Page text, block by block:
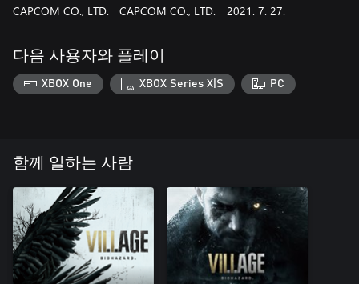
CAPCOM CO., LTD. CAPCOM CO., LTD. 2021. 7. 27.
다음 사용자와 플레이
XBOX One XBOX Series X|S PC
함께 일하는 사람